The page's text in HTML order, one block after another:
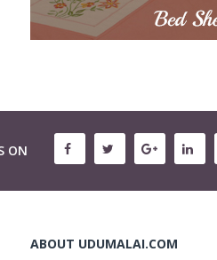
ON
ABOUT UDUMALAI.COM